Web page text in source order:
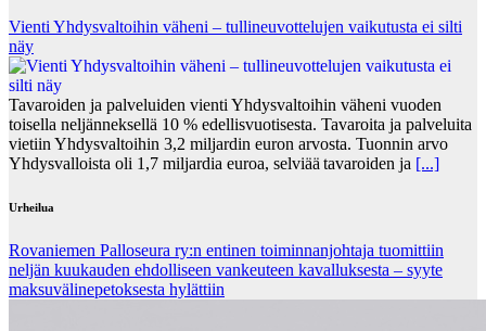
Vienti Yhdysvaltoihin väheni – tullineuvottelujen vaikutusta ei silti
näy
Tavaroiden ja palveluiden vienti Yhdysvaltoihin väheni vuoden
toisella neljänneksellä 10 % edellisvuotisesta. Tavaroita ja palveluita
vietiin Yhdysvaltoihin 3,2 miljardin euron arvosta. Tuonnin arvo
Yhdysvalloista oli 1,7 miljardia euroa, selviää tavaroiden ja [...]
Urheilua
Rovaniemen Palloseura ry:n entinen toiminnanjohtaja tuo­mit­tiin
neljän kuu­kau­den eh­dol­li­seen van­keu­teen ka­val­luk­ses­ta – syyte
mak­su­vä­li­ne­pe­tok­ses­ta hy­lät­tiin